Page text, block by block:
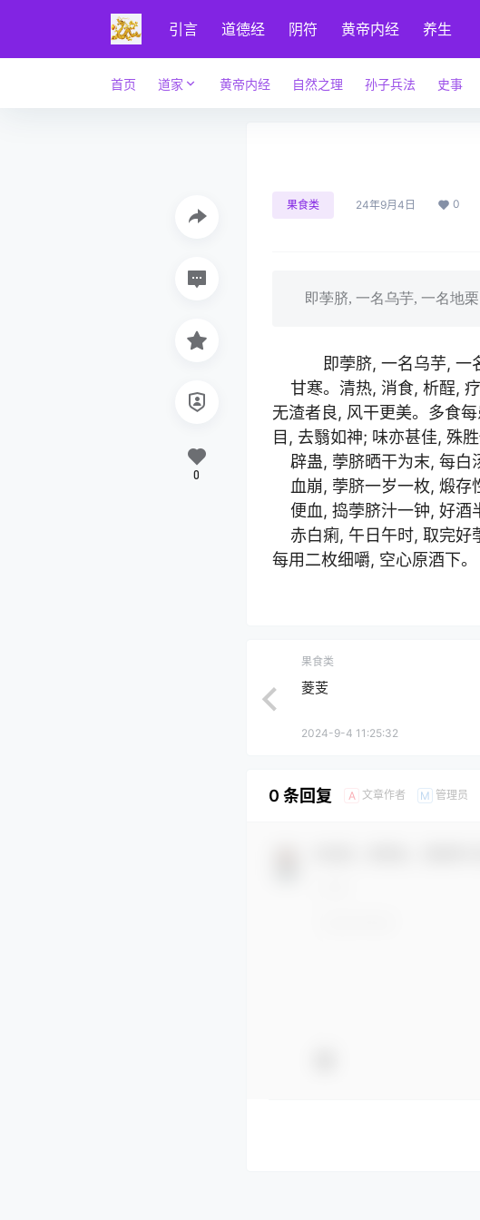
引言 道德经 阴符 黄帝内经 养生
首页 道家 黄帝内经 自然之理 孙子兵法 史事
果食类 24年9月4日 0
即荸脐, 一名乌芋, 一名地
即荸脐, 一名乌芋, 一
甘寒。清热, 消食, 析酲, 疗
无渣者良, 风干更美。多食
目, 去翳如神; 味亦甚佳, 殊胜
辟蛊, 荸脐晒干为末, 每白
血崩, 荸脐一岁一枚, 煅存
便血, 捣荸脐汁一钟, 好酒
赤白痢, 午日午时, 取完好
每用二枚细嚼, 空心原酒下。
0
果食类
菱芰
2024-9-4 11:25:32
0 条回复 A 文章作者 M 管理员